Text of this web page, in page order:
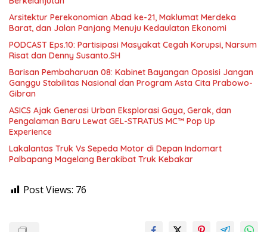
Arsitektur Perekonomian Abad ke-21, Maklumat Merdeka
Barat, dan Jalan Panjang Menuju Kedaulatan Ekonomi
PODCAST Eps.10: Partisipasi Masyakat Cegah Korupsi, Narsum
Risat dan Denny Susanto.SH
Barisan Pembaharuan 08: Kabinet Bayangan Oposisi Jangan
Ganggu Stabilitas Nasional dan Program Asta Cita Prabowo-
Gibran
ASICS Ajak Generasi Urban Eksplorasi Gaya, Gerak, dan
Pengalaman Baru Lewat GEL-STRATUS MC™ Pop Up
Experience
Lakalantas Truk Vs Sepeda Motor di Depan Indomart
Palbapang Magelang Berakibat Truk Kebakar
Post Views: 76